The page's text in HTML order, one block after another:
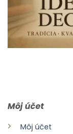
Môj účet
Môj účet